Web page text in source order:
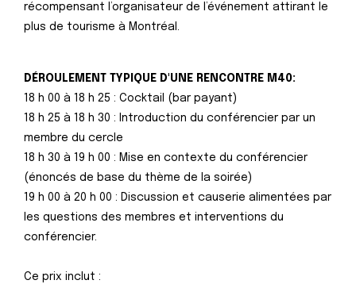
récompensant l’organisateur de l’événement attirant le
plus de tourisme à Montréal.
DÉROULEMENT TYPIQUE D'UNE RENCONTRE M40:
18 h 00 à 18 h 25 : Cocktail (bar payant)
18 h 25 à 18 h 30 : Introduction du conférencier par un
membre du cercle
18 h 30 à 19 h 00 : Mise en contexte du conférencier
(énoncés de base du thème de la soirée)
19 h 00 à 20 h 00 : Discussion et causerie alimentées par
les questions des membres et interventions du
conférencier.
Ce prix inclut :